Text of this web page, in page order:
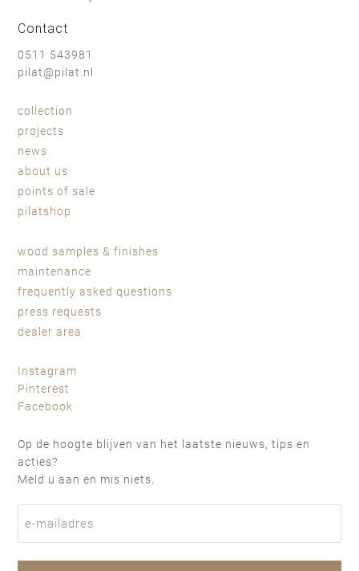
Contact
0511 543981
pilat@pilat.nl
collection
projects
news
about us
points of sale
pilatshop
wood samples & finishes
maintenance
frequently asked questions
press requests
dealer area
Instagram
Pinterest
Facebook
Op de hoogte blijven van het laatste nieuws, tips en
acties?
Meld u aan en mis niets.